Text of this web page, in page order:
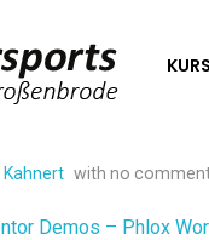
Kahnert with no
Demos – Phlox